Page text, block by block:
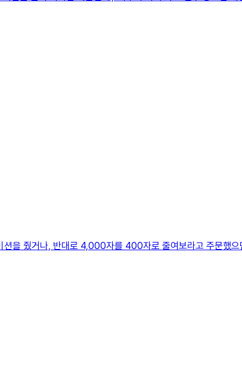
을 줬거나, 반대로 4,000자를 400자로 줄여보라고 주문했